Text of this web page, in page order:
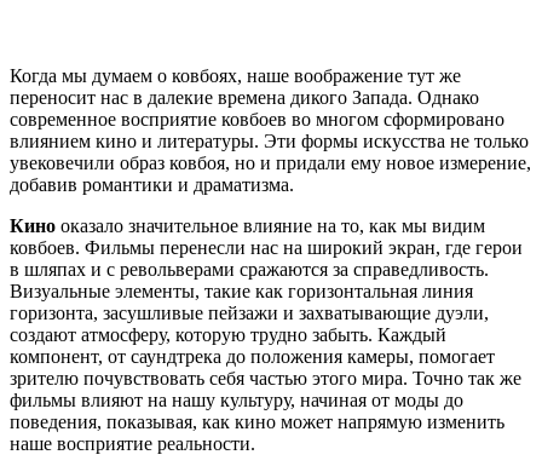
Когда мы думаем о ковбоях, наше воображение тут же
переносит нас в далекие времена дикого Запада. Однако
современное восприятие ковбоев во многом сформировано
влиянием кино и литературы. Эти формы искусства не только
увековечили образ ковбоя, но и придали ему новое измерение,
добавив романтики и драматизма.
Кино оказало значительное влияние на то, как мы видим
ковбоев. Фильмы перенесли нас на широкий экран, где герои
в шляпах и с револьверами сражаются за справедливость.
Визуальные элементы, такие как горизонтальная линия
горизонта, засушливые пейзажи и захватывающие дуэли,
создают атмосферу, которую трудно забыть. Каждый
компонент, от саундтрека до положения камеры, помогает
зрителю почувствовать себя частью этого мира. Точно так же
фильмы влияют на нашу культуру, начиная от моды до
поведения, показывая, как кино может напрямую изменить
наше восприятие реальности.